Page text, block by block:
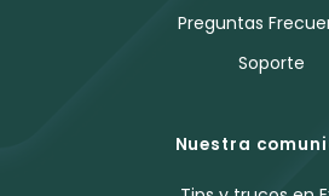
Preguntas
Soporte
Nuestra